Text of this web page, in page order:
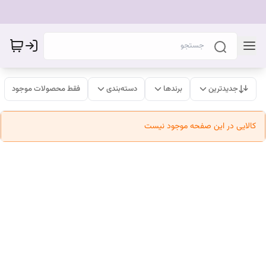
جدیدترین برندها دسته‌بندی فقط محصولات موجود
کالایی در این صفحه موجود نیست